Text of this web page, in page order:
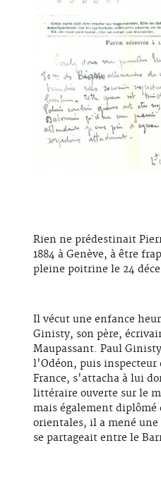
Rien ne prédestinait
1884 à Genève, à être
pleine poitrine le 24
Il vécut une enfance
Ginisty, son père,
Maupassant. Paul
l'Odéon, puis inspecteur
France, s'attacha à lui
littéraire ouverte sur le
mais également diplômé
orientales, il a mené
se partageait entre le